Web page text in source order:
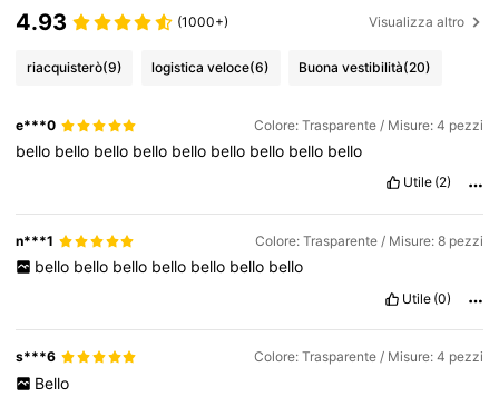
4.93 (1000+) Visualizza altro
riacquisterò(9) logistica veloce(6) Buona vestibilità(20)
e***0 Colore: Trasparente / Misure: 4 pezzi
bello bello bello bello bello bello bello bello bello
Utile (2)
n***1 Colore: Trasparente / Misure: 8 pezzi
bello bello bello bello bello bello bello
Utile (0)
s***6 Colore: Trasparente / Misure: 4 pezzi
Bello